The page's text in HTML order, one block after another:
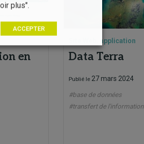
en
Site Web, application
Data Terra
Publié le 27 mars 2024
#base de données
#transfert de l'information
plus".
ACCEPTER